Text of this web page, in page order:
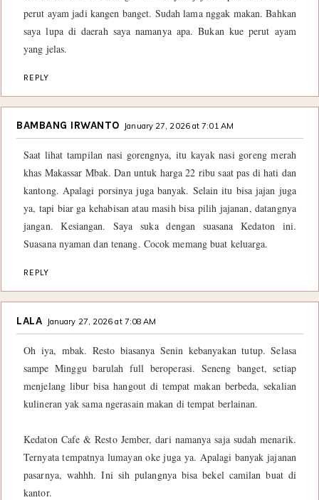
perut ayam jadi kangen banget. Sudah lama nggak makan. Bahkan
saya lupa di daerah saya namanya apa. Bukan kue perut ayam
yang jelas.
REPLY
BAMBANG IRWANTO January 27, 2026 at 7:01 AM
Saat lihat tampilan nasi gorengnya, itu kayak nasi goreng merah
khas Makassar Mbak. Dan untuk harga 22 ribu saat pas di hati dan
kantong. Apalagi porsinya juga banyak. Selain itu bisa jajan juga
ya, tapi biar ga kehabisan atau masih bisa pilih jajanan, datangnya
jangan. Kesiangan. Saya suka dengan suasana Kedaton ini.
Suasana nyaman dan tenang. Cocok memang buat keluarga.
REPLY
LALA January 27, 2026 at 7:08 AM
Oh iya, mbak. Resto biasanya Senin kebanyakan tutup. Selasa
sampe Minggu barulah full beroperasi. Seneng banget, setiap
menjelang libur bisa hangout di tempat makan berbeda, sekalian
kulineran yak sama ngerasain makan di tempat berlainan.
Kedaton Cafe & Resto Jember, dari namanya saja sudah menarik.
Ternyata tempatnya lumayan oke juga ya. Apalagi banyak jajanan
pasarnya, wahhh. Ini sih pulangnya bisa bekel camilan buat di
kantor.